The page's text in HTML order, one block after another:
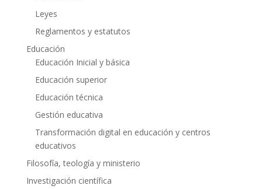
Leyes
Reglamentos y estatutos
Educación
Educación Inicial y básica
Educación superior
Educación técnica
Gestión educativa
Transformación digital en educación y centros
educativos
Filosofía, teología y ministerio
Investigación científica